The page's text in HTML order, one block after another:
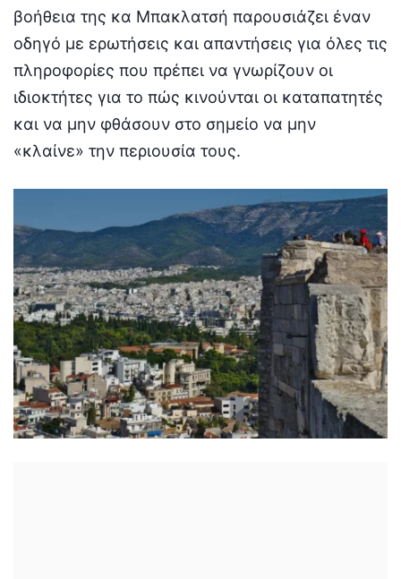
βοήθεια της κα Μπακλατσή παρουσιάζει έναν
οδηγό με ερωτήσεις και απαντήσεις για όλες τις
πληροφορίες που πρέπει να γνωρίζουν οι
ιδιοκτήτες για το πώς κινούνται οι καταπατητές
και να μην φθάσουν στο σημείο να μην
«κλαίνε» την περιουσία τους.